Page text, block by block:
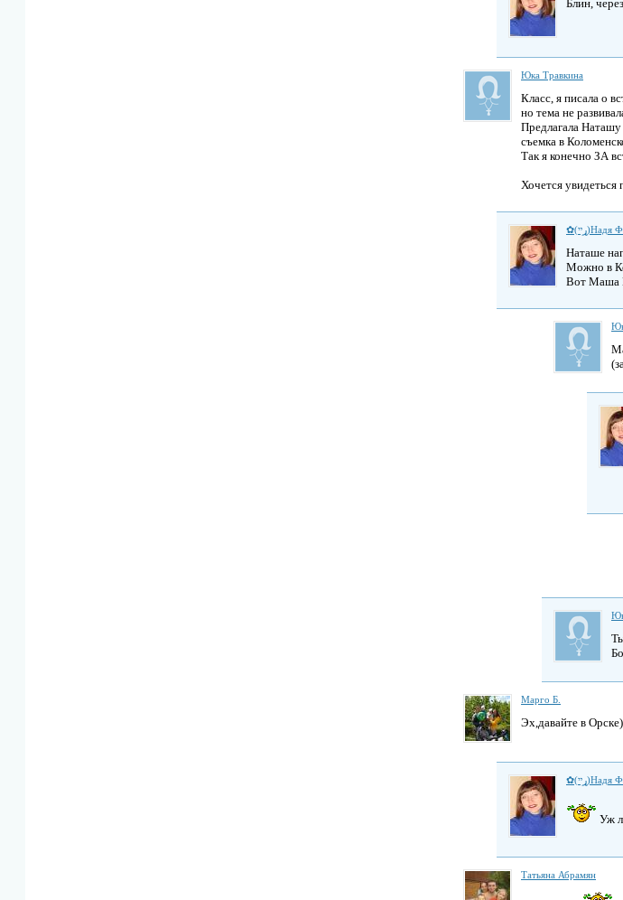
Блин,
Юка Травкина
Класс, я писала о
но тема не
Предлагала
съемка в
Так я конечно ЗА
Хочется увидеться
Наташе
Можно в
Вот Маша
Марго Б.
Эх,давайте в
Уж
Татьяна Абрамян